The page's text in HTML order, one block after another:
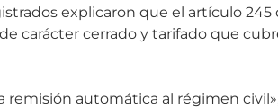
explicaron que el artículo 245
carácter cerrado y tarifado que
remisión automática al régimen